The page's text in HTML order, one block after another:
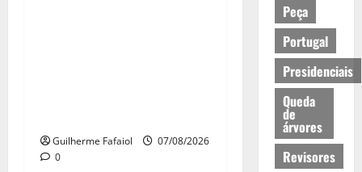
Guilherme Fafaiol
07/08/2026
0
Peça
Portugal
Presidenciais
Queda
de
árvores
Revisores